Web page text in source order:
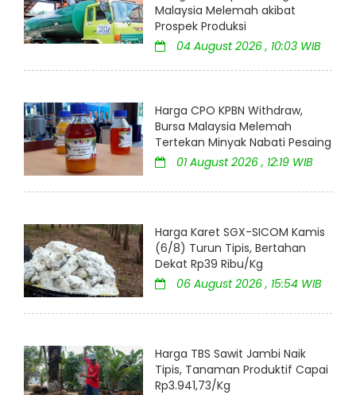
Malaysia Melemah akibat
Prospek Produksi
04 August 2026 , 10:03 WIB
Harga CPO KPBN Withdraw,
Bursa Malaysia Melemah
Tertekan Minyak Nabati Pesaing
01 August 2026 , 12:19 WIB
Harga Karet SGX-SICOM Kamis
(6/8) Turun Tipis, Bertahan
Dekat Rp39 Ribu/Kg
06 August 2026 , 15:54 WIB
Harga TBS Sawit Jambi Naik
Tipis, Tanaman Produktif Capai
Rp3.941,73/Kg